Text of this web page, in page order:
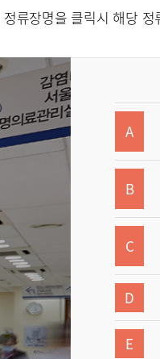
정류장명을 클릭시 해당
A
B
C
D
E